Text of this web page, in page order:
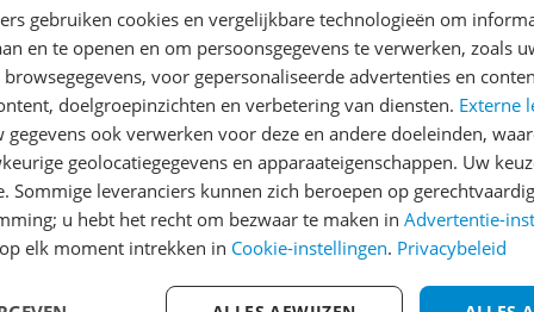
Reviews
Er zijn nog geen
Heb jij dit product in
met het schrijven van je
een review gemiddeld
andere bezoekers een
gebruiken cookies en vergelijkbare technologieën om
en te openen en om persoonsgegevens te verwerken, zoals
voor gepersonaliseerde advertenties en
doelgroepinzichten en verbetering van diensten. Externe
gegevens ook verwerken voor deze en andere doeleinden,
geolocatiegegevens en apparaateigenschappen. Uw
Sommige leveranciers kunnen zich beroepen op
u hebt het recht om bezwaar te maken in Advertentie-
elk moment intrekken in Cookie-instellingen. Privacybeleid